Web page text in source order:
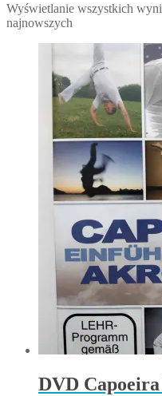
Wyświetlanie wszystkich
najnowszych
DVD